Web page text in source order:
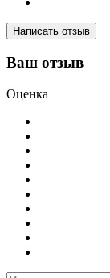
Написать отзыв
Ваш отзыв
Оценка